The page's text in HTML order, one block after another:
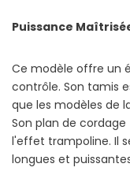
Puissance
Ce modèle offre un
contrôle. Son tamis
que les modèles de
Son plan de cordage
l'effet trampoline. Il
longues et